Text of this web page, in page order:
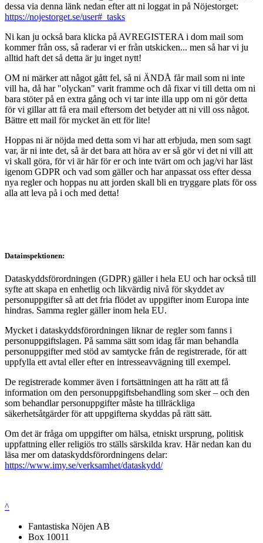
dessa via denna länk nedan efter att ni loggat in på Nöjestorget:
https://nojestorget.se/user#_tasks
Ni kan ju också bara klicka på AVREGISTERA i dom mail som
kommer från oss, så raderar vi er från utskicken... men så har vi ju
alltid haft det så detta är ju inget nytt!
OM ni märker att något gått fel, så ni ÄNDÅ får mail som ni inte
vill ha, då har "olyckan" varit framme och då fixar vi till detta om ni
bara stöter på en extra gång och vi tar inte illa upp om ni gör detta
för vi gillar att få era mail eftersom det betyder att ni vill oss något.
Bättre ett mail för mycket än ett för lite!
Hoppas ni är nöjda med detta som vi har att erbjuda, men som sagt
var, är ni inte det, så är det bara att höra av er så gör vi det ni vill att
vi skall göra, för vi är här för er och inte tvärt om och jag/vi har läst
igenom GDPR och vad som gäller och har anpassat oss efter dessa
nya regler och hoppas nu att jorden skall bli en tryggare plats för oss
alla att leva på i och med detta!
Datainspektionen:
Dataskyddsförordningen (GDPR) gäller i hela EU och har också till
syfte att skapa en enhetlig och likvärdig nivå för skyddet av
personuppgifter så att det fria flödet av uppgifter inom Europa inte
hindras. Samma regler gäller inom hela EU.
Mycket i dataskyddsförordningen liknar de regler som fanns i
personuppgiftslagen. På samma sätt som idag får man behandla
personuppgifter med stöd av samtycke från de registrerade, för att
uppfylla ett avtal eller efter en intresseavvägning till exempel.
De registrerade kommer även i fortsättningen att ha rätt att få
information om den personuppgiftsbehandling som sker – och den
som behandlar personuppgifter måste ha tillräckliga
säkerhetsåtgärder för att uppgifterna skyddas på rätt sätt.
Om det är fråga om uppgifter om hälsa, etniskt ursprung, politisk
uppfattning eller religiös tro ställs särskilda krav. Här nedan kan du
läsa mer om dataskyddsförordningens delar:
https://www.imy.se/verksamhet/dataskydd/
^
Fantastiska Nöjen AB
Box 10011